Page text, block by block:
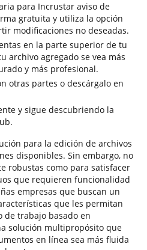
para Incrustar aviso de
gratuita y utiliza la opción
modificaciones no deseadas.
en la parte superior de tu
archivo agregado se vea más
y más profesional.
otras partes o descárgalo en
y sigue descubriendo la
para la edición de archivos
disponibles. Sin embargo, no
robustas como para satisfacer
que requieren funcionalidad
empresas que buscan un
que les permitan
de trabajo basado en
solución multipropósito que
en línea sea más fluida